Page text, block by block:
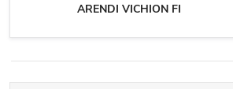
ARENDI VICHION FI